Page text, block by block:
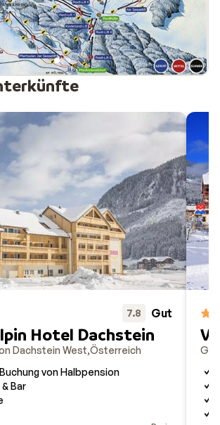
7.8 Gut
Hotel Dachstein
Dachstein West Österreich
von Halbpension
Bar